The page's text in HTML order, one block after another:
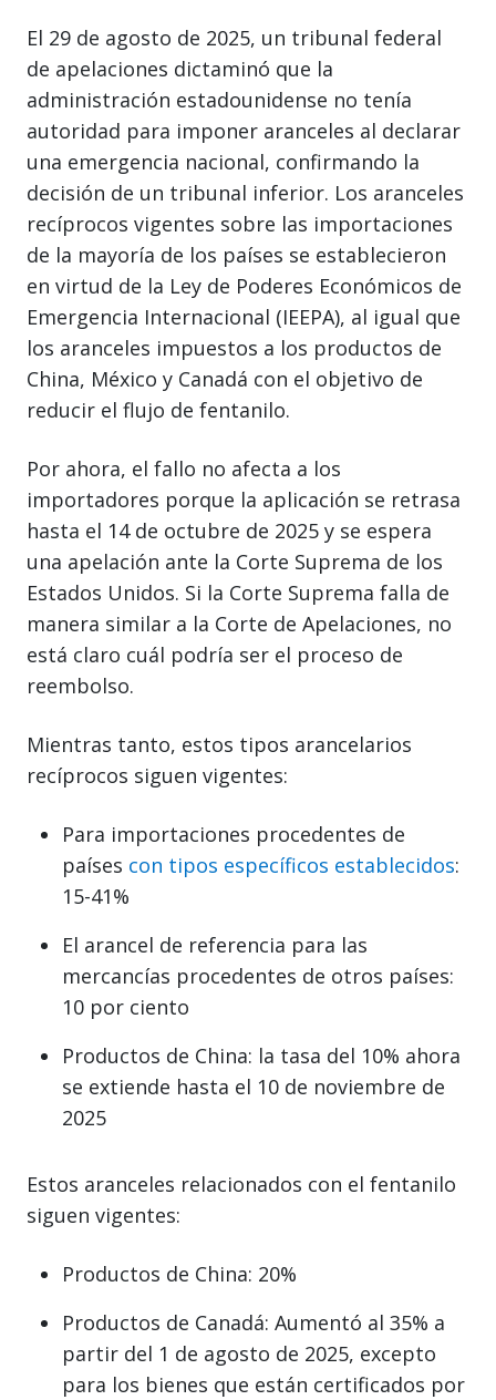
El 29 de agosto de 2025, un tribunal federal
de apelaciones dictaminó que la
administración estadounidense no tenía
autoridad para imponer aranceles al declarar
una emergencia nacional, confirmando la
decisión de un tribunal inferior. Los aranceles
recíprocos vigentes sobre las importaciones
de la mayoría de los países se establecieron
en virtud de la Ley de Poderes Económicos de
Emergencia Internacional (IEEPA), al igual que
los aranceles impuestos a los productos de
China, México y Canadá con el objetivo de
reducir el flujo de fentanilo.
Por ahora, el fallo no afecta a los
importadores porque la aplicación se retrasa
hasta el 14 de octubre de 2025 y se espera
una apelación ante la Corte Suprema de los
Estados Unidos. Si la Corte Suprema falla de
manera similar a la Corte de Apelaciones, no
está claro cuál podría ser el proceso de
reembolso.
Mientras tanto, estos tipos arancelarios
recíprocos siguen vigentes:
Para importaciones procedentes de
países con tipos específicos establecidos:
15-41%
El arancel de referencia para las
mercancías procedentes de otros países:
10 por ciento
Productos de China: la tasa del 10% ahora
se extiende hasta el 10 de noviembre de
2025
Estos aranceles relacionados con el fentanilo
siguen vigentes:
Productos de China: 20%
Productos de Canadá: Aumentó al 35% a
partir del 1 de agosto de 2025, excepto
para los bienes que están certificados por